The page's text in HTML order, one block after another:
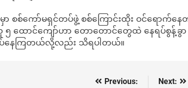
စစ်ကော်မရှင်တပ်ဖွဲ့ စစ်ကြောင်းထိုး ဝင်ရောက်နေတ
ထောင်ကျော်ဟာ တောတောင်တွေထဲ နေရပ်စွန့်ခွာ ထွ
ပ်နေကြတယ်လို့လည်း သိရပါတယ်။
Previous:
Next: